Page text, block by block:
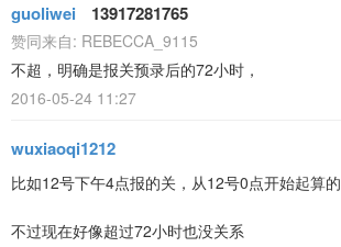
guoliwei 13917281765
赞同来自: REBECCA_9115
不超，明确是报关预录后的72小时，
2016-05-24 11:27
wuxiaoqi1212
比如12号下午4点报的关，从12号0点开始起算的
不过现在好像超过72小时也没关系